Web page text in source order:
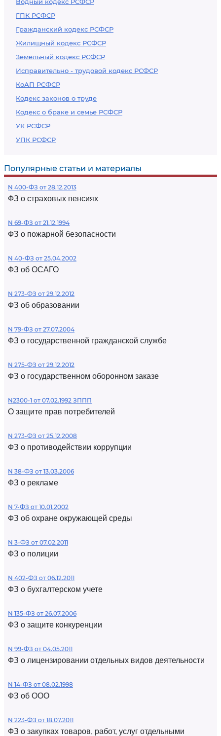
ГПК РСФСР
Гражданский кодекс РСФСР
Жилищный кодекс РСФСР
Земельный кодекс РСФСР
Исправительно - трудовой кодекс РСФСР
КоАП РСФСР
Кодекс законов о труде
Кодекс о браке и семье РСФСР
УК РСФСР
УПК РСФСР
Популярные статьи и материалы
N 400-ФЗ от 28.12.2013
ФЗ о страховых пенсиях
N 69-ФЗ от 21.12.1994
ФЗ о пожарной безопасности
N 40-ФЗ от 25.04.2002
ФЗ об ОСАГО
N 273-ФЗ от 29.12.2012
ФЗ об образовании
N 79-ФЗ от 27.07.2004
ФЗ о государственной гражданской службе
N 275-ФЗ от 29.12.2012
ФЗ о государственном оборонном заказе
N2300-1 от 07.02.1992 ЗППП
О защите прав потребителей
N 273-ФЗ от 25.12.2008
ФЗ о противодействии коррупции
N 38-ФЗ от 13.03.2006
ФЗ о рекламе
N 7-ФЗ от 10.01.2002
ФЗ об охране окружающей среды
N 3-ФЗ от 07.02.2011
ФЗ о полиции
N 402-ФЗ от 06.12.2011
ФЗ о бухгалтерском учете
N 135-ФЗ от 26.07.2006
ФЗ о защите конкуренции
N 99-ФЗ от 04.05.2011
ФЗ о лицензировании отдельных видов деятельности
N 14-ФЗ от 08.02.1998
ФЗ об ООО
N 223-ФЗ от 18.07.2011
ФЗ о закупках товаров, работ, услуг отдельными